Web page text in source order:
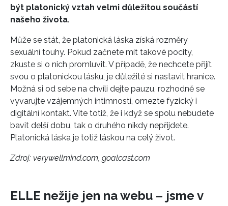
INFORMACE
REDAKCE
být platonický vztah velmi důležitou součástí
našeho života.
Může se stát, že platonická láska získá rozměry
sexuální touhy. Pokud začnete mít takové pocity,
zkuste si o nich promluvit. V případě, že nechcete přijít
svou o platonickou lásku, je důležité si nastavit hranice.
Možná si od sebe na chvíli dejte pauzu, rozhodně se
vyvarujte vzájemných intimností, omezte fyzický i
digitální kontakt. Víte totiž, že i když se spolu nebudete
bavit delší dobu, tak o druhého nikdy nepřijdete.
Platonická láska je totiž láskou na celý život.
Zdroj: verywellmind.com, goalcast.com
ELLE nežije jen na webu – jsme v